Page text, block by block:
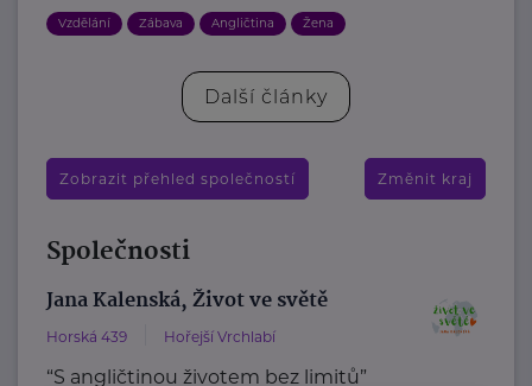
Vzdělání Zábava Angličtina Žena
Další články
Zobrazit přehled společností Změnit kraj
Společnosti
Jana Kalenská, Život ve světě
Horská 439 Hořejší Vrchlabí
“S angličtinou životem bez limitů”